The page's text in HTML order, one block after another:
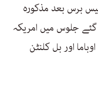
برس بعد مذکورہ
جلوس میں امریکہ
اور بل کلنٹن